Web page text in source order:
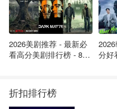
萨省（13,135名学
新不伦瑞克省（
纽芬兰省和拉布拉
为什么加拿大如此受
2026美剧推荐 - 最新必
看高分美剧排行榜 - 8月
分好
折扣排行榜